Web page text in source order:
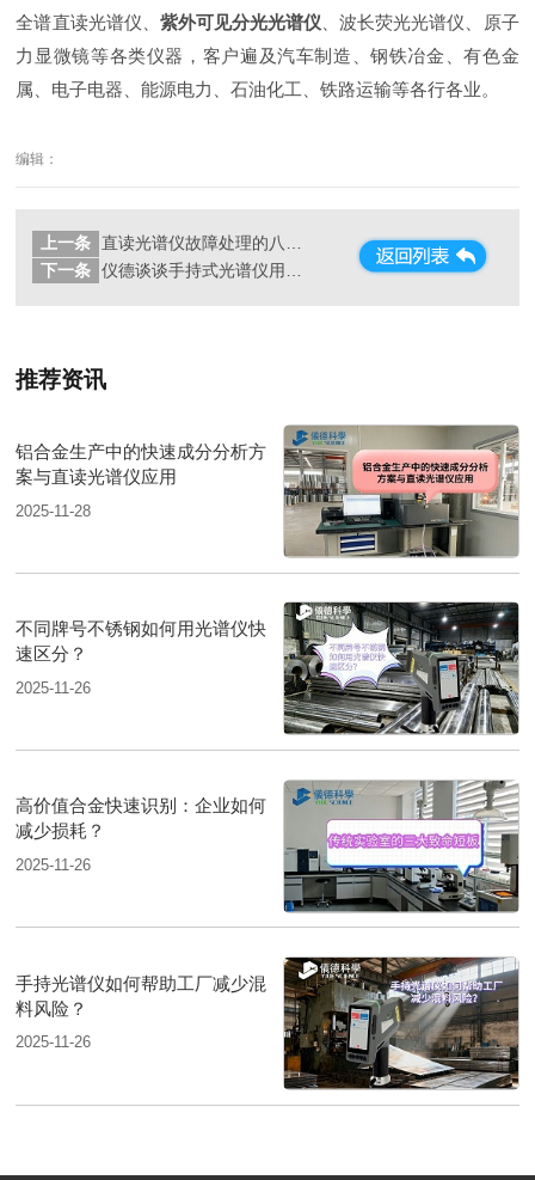
全谱直读光谱仪、 紫外可见分光光谱仪 、波长荧光光谱仪、原子
力显微镜等各类仪器，客户遍及汽车制造、钢铁冶金、有色金
属、电子电器、能源电力、石油化工、铁路运输等各行各业。
编辑：
上一条
直读光谱仪故障处理的八种常见问题详解
下一条
推荐资讯
铝合金生产中的快速成分分析方
案与直读光谱仪应用
2025-11-28
不同牌号不锈钢如何用光谱仪快
速区分？
2025-11-26
高价值合金快速识别：企业如何
减少损耗？
2025-11-26
手持光谱仪如何帮助工厂减少混
料风险？
2025-11-26